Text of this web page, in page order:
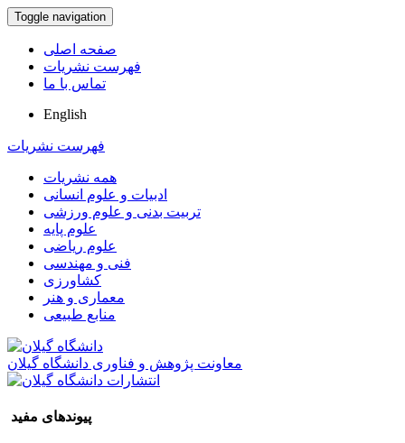
Toggle navigation
صفحه اصلی
فهرست نشریات
تماس با ما
English
فهرست نشریات
همه نشریات
ادبیات و علوم انسانی
تربیت بدنی و علوم ورزشی
علوم پایه
علوم ریاضی
فنی و مهندسی
کشاورزی
معماری و هنر
منابع طبیعی
معاونت پژوهش و فناوری دانشگاه گیلان
پیوندهای مفید